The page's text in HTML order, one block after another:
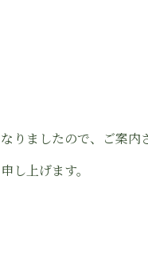
りましたので、ご案内
し上げます。